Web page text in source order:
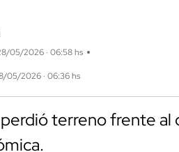
05/2026 · 06:58 hs
05/2026 · 06:36 hs
terreno frente al